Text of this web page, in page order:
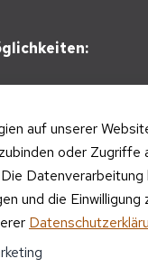
auf unserer
oder
und die
– 17:00 Uhr
– 15:00 Uhr